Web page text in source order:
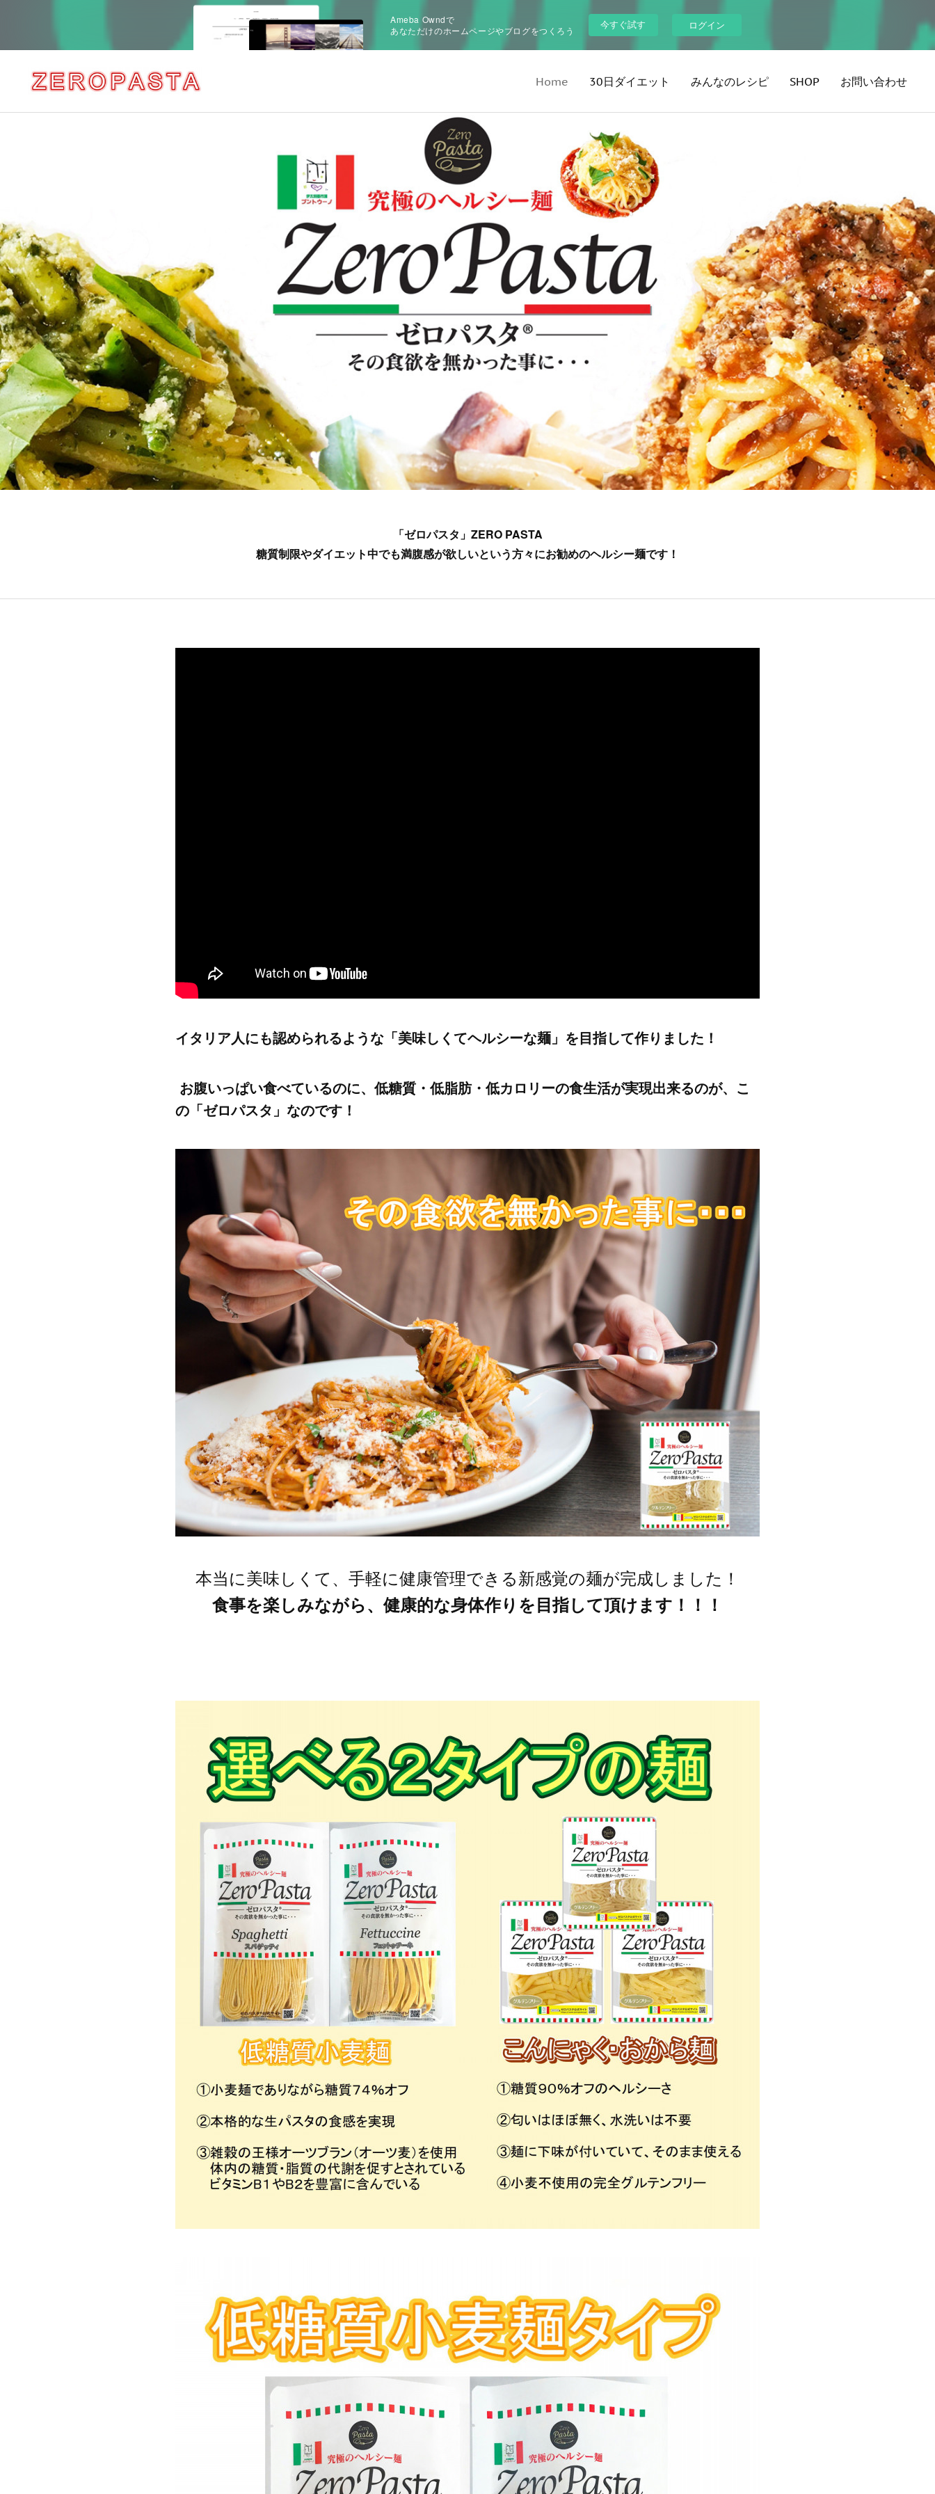
Ameba Owndで
あなただけのホームページやブログをつくろう
今すぐ試す ログイン
Home 30日ダイエット みんなのレシピ SHOP お問い合わせ
「ゼロパスタ」ZERO PASTA
糖質制限やダイエット中でも満腹感が欲しいという方々にお勧めのヘルシー麺です！
イタリア人にも認められるような「美味しくてヘルシーな麺」を目指して作りました！
お腹いっぱい食べているのに、低糖質・低脂肪・低カロリーの食生活が実現出来るのが、こ
の「ゼロパスタ」なのです！
本当に美味しくて、手軽に健康管理できる新感覚の麺が完成しました！
食事を楽しみながら、健康的な身体作りを目指して頂けます！！！